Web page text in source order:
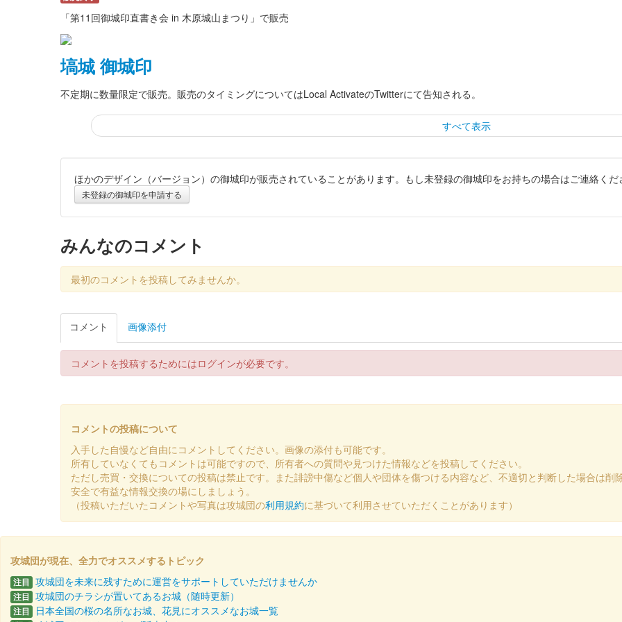
「第11回御城印直書き会 in 木原城山まつり」で販売
塙城 御城印
不定期に数量限定で販売。販売のタイミングについてはLocal ActivateのTwitterにて告知される。
すべて表示
塙城 御城印 第二版
左上、右下にはそれぞれ塙北城と塙南城の縄張り図を、さらに左下にはかつて塙城主が大蛇を退治し、近くの塙不動堂で供養
塙城 御城印 初版
2020年2月24日より常時販売。
塙城 御城印 第3回イベント版
販売終了
第3回直書きイベントにて販売。
塙城 御城印 紙バージョン
塙城 御城印
方眼紙の表面がつるつるしており、紙バージョンとは材質が異なる。色違いがある。
塙城 御城印 籠城戦キャンペーン版
ほかのデザイン（バージョン）の御城印が販売されていることがあります。もし未登録の御城印をお持ちの場合はご連絡くだ
未登録の御城印を申請する
みんなのコメント
最初のコメントを投稿してみませんか。
コメント 画像添付
コメントを投稿するためにはログインが必要です。
コメントの投稿について
入手した自慢など自由にコメントしてください。画像の添付も可能です。
所有していなくてもコメントは可能ですので、所有者への質問や見つけた情報などを投稿してください。
ただし売買・交換についての投稿は禁止です。また誹謗中傷など個人や団体を傷つける内容など、不適切と判断した場合は削
安全で有益な情報交換の場にしましょう。
（投稿いただいたコメントや写真は攻城団の利用規約に基づいて利用させていただくことがあります）
攻城団が現在、全力でオススメするトピック
注目 攻城団を未来に残すために運営をサポートしていただけませんか
注目 攻城団のチラシが置いてあるお城（随時更新）
注目 日本全国の桜の名所なお城、花見にオススメなお城一覧